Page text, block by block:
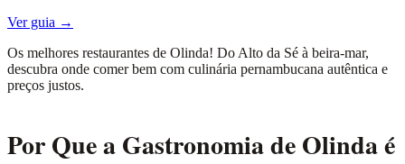
Ver guia →
Os melhores restaurantes de Olinda! Do Alto da Sé à beira-mar,
descubra onde comer bem com culinária pernambucana autêntica e
preços justos.
Por Que a Gastronomia de Olinda é